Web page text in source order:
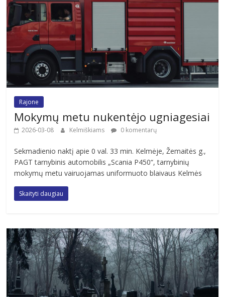
Rajone
Mokymų metu nukentėjo ugniagesiai
2026-03-08 Kelmiškiams 0 komentarų
Sekmadienio naktį apie 0 val. 33 min. Kelmėje, Žemaitės g.,
PAGT tarnybinis automobilis „Scania P450“, tarnybinių
mokymų metu vairuojamas uniformuoto blaivaus Kelmės
Skaityti daugiau